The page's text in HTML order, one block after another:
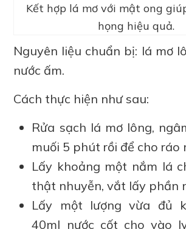
Kết hợp lá mơ với mật ong
họng hiệu quả.
Nguyên liệu chuẩn bị: lá mơ
nước ấm.
Cách thực hiện như sau:
Rửa sạch lá mơ lông,
muối 5 phút rồi để cho ráo
Lấy khoảng một nắm lá
thật nhuyễn, vắt lấy phần
Lấy một lượng vừa đủ
40ml nước cốt cho vào